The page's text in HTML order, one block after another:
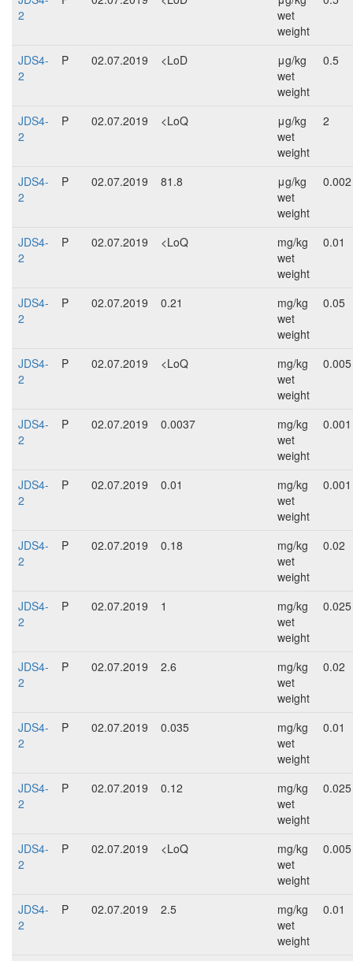
2
wet
weight
JDS4-
2
P 02.07.2019 <LoD
μg/kg
wet
weight
0.5
JDS4-
2
P 02.07.2019 <LoQ
μg/kg
wet
weight
2
JDS4-
2
P 02.07.2019 81.8
μg/kg
wet
weight
0.002
JDS4-
2
P 02.07.2019 <LoQ
mg/kg
wet
weight
0.01
JDS4-
2
P 02.07.2019 0.21
mg/kg
wet
weight
0.05
JDS4-
2
P 02.07.2019 <LoQ
mg/kg
wet
weight
0.005
JDS4-
2
P 02.07.2019 0.0037
mg/kg
wet
weight
0.001
JDS4-
2
P 02.07.2019 0.01
mg/kg
wet
weight
0.001
JDS4-
2
P 02.07.2019 0.18
mg/kg
wet
weight
0.02
JDS4-
2
P 02.07.2019 1
mg/kg
wet
weight
0.025
JDS4-
2
P 02.07.2019 2.6
mg/kg
wet
weight
0.02
JDS4-
2
P 02.07.2019 0.035
mg/kg
wet
weight
0.01
JDS4-
2
P 02.07.2019 0.12
mg/kg
wet
weight
0.025
JDS4-
2
P 02.07.2019 <LoQ
mg/kg
wet
weight
0.005
JDS4-
2
P 02.07.2019 2.5
mg/kg
wet
weight
0.01